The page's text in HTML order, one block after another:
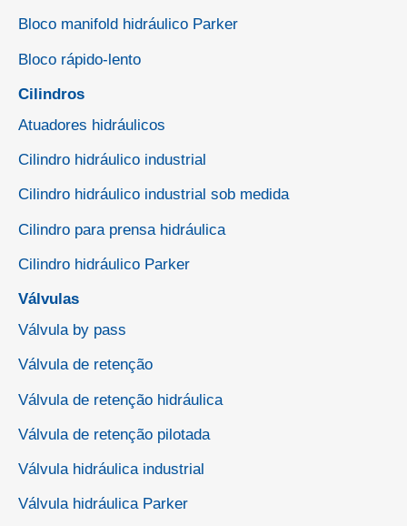
Bloco manifold hidráulico Parker
Bloco rápido-lento
Cilindros
Atuadores hidráulicos
Cilindro hidráulico industrial
Cilindro hidráulico industrial sob medida
Cilindro para prensa hidráulica
Cilindro hidráulico Parker
Válvulas
Válvula by pass
Válvula de retenção
Válvula de retenção hidráulica
Válvula de retenção pilotada
Válvula hidráulica industrial
Válvula hidráulica Parker